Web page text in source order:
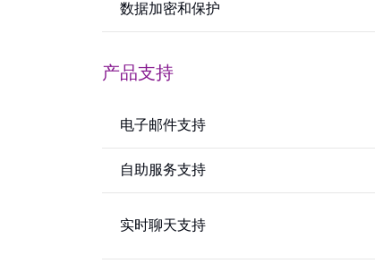
数据加密和保护
产品支持
电子邮件支持
自助服务支持
实时聊天支持